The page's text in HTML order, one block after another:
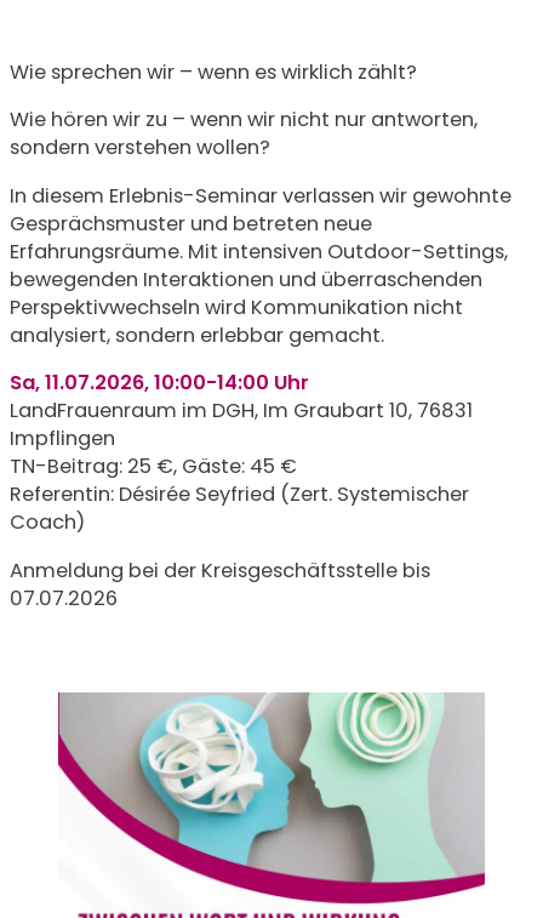
Wie sprechen wir – wenn es wirklich zählt?
Wie hören wir zu – wenn wir nicht nur antworten,
sondern verstehen wollen?
In diesem Erlebnis-Seminar verlassen wir gewohnte
Gesprächsmuster und betreten neue
Erfahrungsräume. Mit intensiven Outdoor-Settings,
bewegenden Interaktionen und überraschenden
Perspektivwechseln wird Kommunikation nicht
analysiert, sondern erlebbar gemacht.
Sa, 11.07.2026, 10:00-14:00 Uhr
LandFrauenraum im DGH, Im Graubart 10, 76831
Impflingen
TN-Beitrag: 25 €, Gäste: 45 €
Referentin: Désirée Seyfried (Zert. Systemischer
Coach)
Anmeldung bei der Kreisgeschäftsstelle bis
07.07.2026